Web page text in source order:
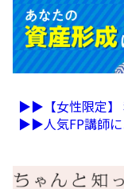
▶︎▶︎【女性限定】
▶︎▶︎人気FP講師に